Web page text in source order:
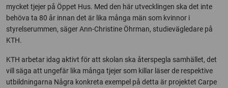
mycket tjejer på Öppet Hus. Med den här utvecklingen ska det inte
behöva ta 80 år innan det är lika många män som kvinnor i
styrelserummen, säger Ann-Christine Öhrman, studievägledare på
KTH.
KTH arbetar idag aktivt för att skolan ska återspegla samhället, det
vill säga att ungefär lika många tjejer som killar läser de respektive
utbildningarna Några konkreta exempel på detta är projektet Carpe